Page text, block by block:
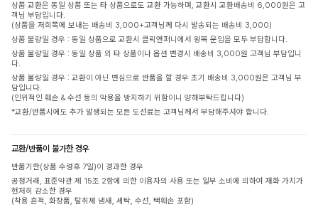
상품 교환은 동일 상품 또는 타 상품으로도 교환 가능하며, 교환시 교환배송비 6,000원은 고
객님 부담입니다.
(상품을 저희쪽에 보내는 배송비 3,000+고객님께 다시 발송되는 배송비 3,000)
상품 불량일 경우 : 동일 상품으로 교환시 클릭앤퍼니에서 왕복 운임을 모두 부담합니다.
상품 불량일 경우 : 동일 상품 외 타 상품이나 옵션 변경시 배송비 3,000원 고객님 부담입니
다.
상품 불량일 경우 : 교환이 아닌 변심으로 반품을 할 경우 초기 배송비 3,000원은 고객님 부
담입니다.
(인위적인 훼손 & 수선 등의 악용을 방지하기 위함이니 양해부탁드립니다)
*교환/반품시에도 추가 발생되는 모든 도선료는 고객님께서 부담해주셔야 합니다.
교환/반품이 불가한 경우
반품기한(상품 수령후 7일)이 경과한 경우
공정거래, 표준약관 제 15조 2항에 의한 이용자의 사용 또는 일부 소비에 의하여 재화 가치가
현저히 감소한 경우
(착용 흔적, 화장품, 탈취제 냄새, 세탁, 수선, 택훼손 포함)